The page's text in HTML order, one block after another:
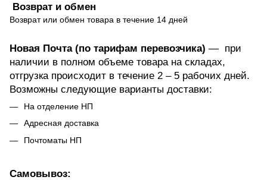
Возврат и обмен
Возврат или обмен товара в течение 14 дней
Новая Почта (по тарифам перевозчика) — при
наличии в полном объеме товара на складах,
отгрузка происходит в течение 2 – 5 рабочих дней.
Возможны следующие варианты доставки:
На отделение НП
Адресная доставка
Почтоматы НП
Самовывоз: